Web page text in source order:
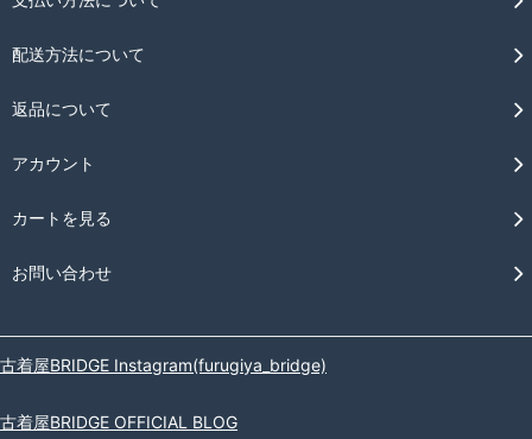
配送方法について
返品について
アカウント
カートを見る
お問い合わせ
古着屋BRIDGE Instagram(furugiya_bridge)
古着屋BRIDGE OFFICIAL BLOG